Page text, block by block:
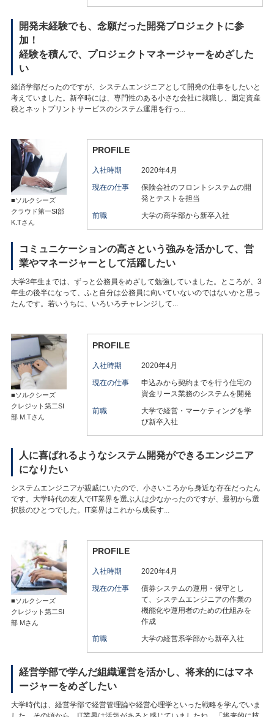
開発未経験でも、念願だった開発プロジェクトに参
加！
経験を積んで、プロジェクトマネージャーをめざした
い
経済学部だったのですが、システムエンジニアとして開発の仕事をしたいと
考えていました。新卒時には、専門性のある小さな会社に就職し、固定資産
税とネットプリントサービスのシステム運用を行っ...
■ソルクシーズ
クラウド第一SI部
K.Tさん
PROFILE
入社時期
2020年4月
現在の仕事
保険会社のフロントシステムの開
発とテストを担当
前職
大学の商学部から新卒入社
コミュニケーションの高さという強みを活かして、営
業やマネージャーとして活躍したい
大学3年生までは、ずっと公務員をめざして勉強していました。ところが、3
年生の後半になって、ふと自分は公務員に向いていないのではないかと思っ
たんです。若いうちに、いろいろチャレンジして...
■ソルクシーズ
クレジット第二SI
部 M.Tさん
PROFILE
入社時期
2020年4月
現在の仕事
申込みから契約までを行う住宅の
資金リース業務のシステムを開発
前職
大学で経営・マーケティングを学
び新卒入社
人に喜ばれるようなシステム開発ができるエンジニア
になりたい
システムエンジニアが親戚にいたので、小さいころから身近な存在だったん
です。大学時代の友人でIT業界を選ぶ人は少なかったのですが、最初から選
択肢のひとつでした。IT業界はこれから成長す...
■ソルクシーズ
クレジット第二SI
部 Mさん
PROFILE
入社時期
2020年4月
現在の仕事
債券システムの運用・保守とし
て、システムエンジニアの作業の
機能化や運用者のための仕組みを
作成
前職
大学の経営系学部から新卒入社
経営学部で学んだ組織運営を活かし、将来的にはマネ
ージャーをめざしたい
大学時代は、経営学部で経営管理論や経営心理学といった戦略を学んでいま